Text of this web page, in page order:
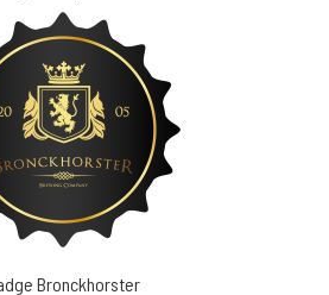
Bronckhorster